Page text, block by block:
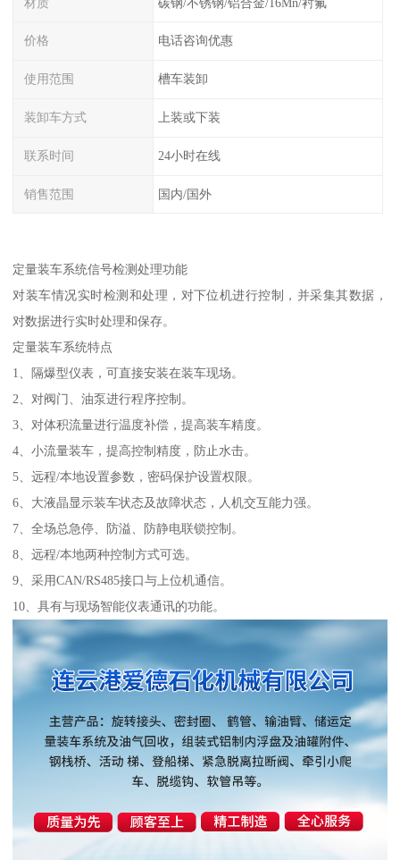
价格 电话咨询优惠
使用范围 槽车装卸
装卸车方式 上装或下装
联系时间 24小时在线
销售范围 国内/国外
定量装车系统信号检测处理功能
对装车情况实时检测和处理，对下位机进行控制，并采集其数据，
对数据进行实时处理和保存。
定量装车系统特点
1、隔爆型仪表，可直接安装在装车现场。
2、对阀门、油泵进行程序控制。
3、对体积流量进行温度补偿，提高装车精度。
4、小流量装车，提高控制精度，防止水击。
5、远程/本地设置参数，密码保护设置权限。
6、大液晶显示装车状态及故障状态，人机交互能力强。
7、全场总急停、防溢、防静电联锁控制。
8、远程/本地两种控制方式可选。
9、采用CAN/RS485接口与上位机通信。
10、具有与现场智能仪表通讯的功能。